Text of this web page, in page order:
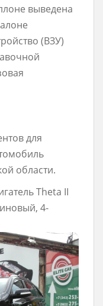
выведена
(ВЗУ)
для
области.
Theta II
4-